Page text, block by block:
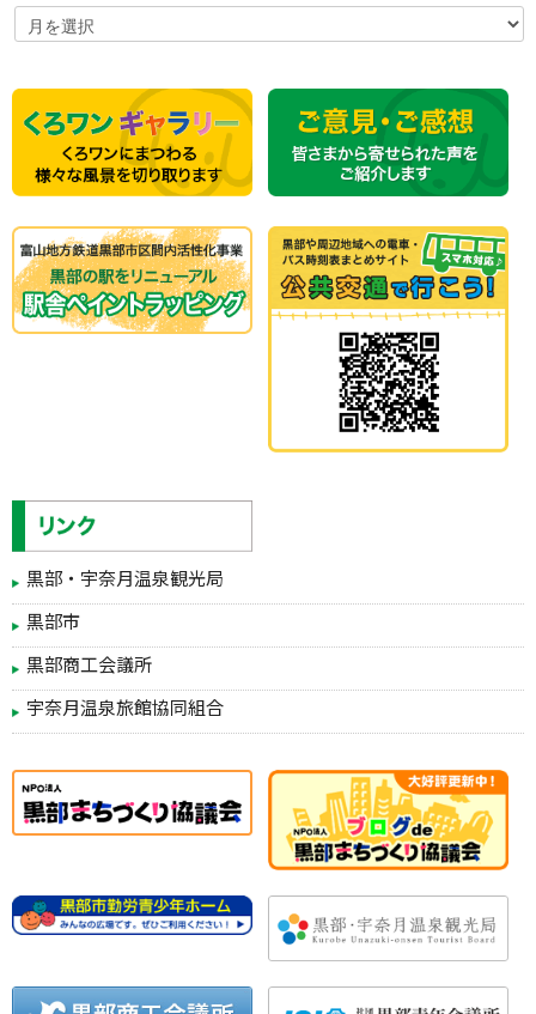
ア
ー
イ
ブ
黒部・宇奈月温泉観光局
黒部市
黒部商工会議所
宇奈月温泉旅館協同組合